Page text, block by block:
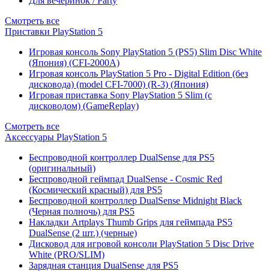
Смотреть все
Приставки PlayStation 5
Игровая консоль Sony PlayStation 5 (PS5) Slim Disc White
(Япония) (CFI-2000A)
Игровая консоль PlayStation 5 Pro - Digital Edition (без
дисковода) (model CFI-7000) (R-3) (Япония)
Игровая приставка Sony PlayStation 5 Slim (с
дисководом) (GameReplay)
Смотреть все
Аксессуары PlayStation 5
Беспроводной контроллер DualSense для PS5
(оригинальный)
Беспроводной геймпад DualSense - Cosmic Red
(Космический красный) для PS5
Беспроводной контроллер DualSense Midnight Black
(Черная полночь) для PS5
Накладки Artplays Thumb Grips для геймпада PS5
DualSense (2 шт.) (черные)
Дисковод для игровой консоли PlayStation 5 Disc Drive
White (PRO/SLIM)
Зарядная станция DualSense для PS5